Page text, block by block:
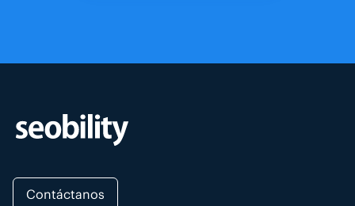
Contáctanos